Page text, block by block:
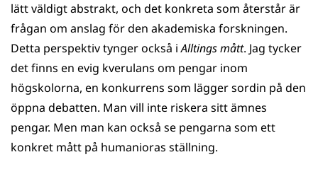
lätt väldigt abstrakt, och det konkreta som återstår är
frågan om anslag för den akademiska forskningen.
Detta perspektiv tynger också iAlltings mått. Jag tycker
det finns en evig kverulans om pengar inom
högskolorna, en konkurrens som lägger sordin på den
öppna debatten. Man vill inte riskera sitt ämnes
pengar. Men man kan också se pengarna som ett
konkret mått på humanioras ställning.